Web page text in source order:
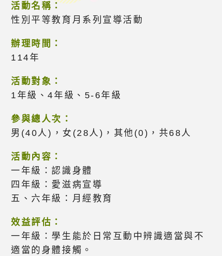
活動名稱：
性別平等教育月系列宣導活動
辦理時間：
114年
活動對象：
1年級、4年級、5-6年級
參與總人次：
男(40人)，女(28人)，其他(0)，共68人
活動內容：
一年級：認識身體
四年級：愛滋病宣導
五、六年級：月經教育
效益評估：
一年級：學生能於日常互動中辨識適當與不
適當的身體接觸。